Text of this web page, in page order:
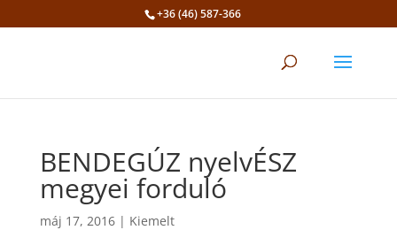
+36 (46) 587-366
BENDEGÚZ nyelvÉSZ
megyei forduló
máj 17, 2016| Kiemelt